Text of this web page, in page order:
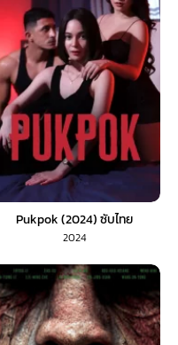
Pukpok (2024) ซับไทย
2024